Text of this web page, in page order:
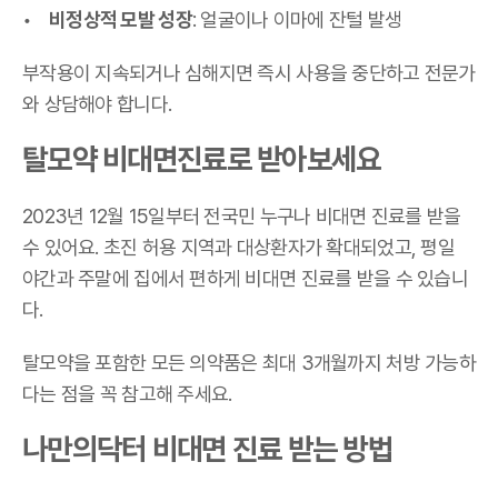
비정상적 모발 성장: 얼굴이나 이마에 잔털 발생
부작용이 지속되거나 심해지면 즉시 사용을 중단하고 전문가
와 상담해야 합니다.
탈모약 비대면진료로 받아보세요
2023년 12월 15일부터 전국민 누구나 비대면 진료를 받을
수 있어요. 초진 허용 지역과 대상환자가 확대되었고, 평일
야간과 주말에 집에서 편하게 비대면 진료를 받을 수 있습니
다.
탈모약을 포함한 모든 의약품은 최대 3개월까지 처방 가능하
다는 점을 꼭 참고해 주세요.
나만의닥터 비대면 진료 받는 방법